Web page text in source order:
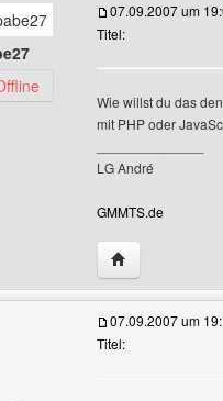
Benutzer-Profile anzeigen
07.09.2007 um
Titel:
Wie willst du das
mit PHP oder
LG André
GMMTS.de
Website dieses
07.09.2007 um
Titel: